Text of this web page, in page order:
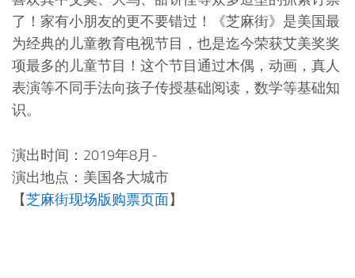
了！家有小朋友的更不要错过！《芝麻街》是美国最
为经典的儿童教育电视节目，也是迄今荣获艾美奖奖
项最多的儿童节目！这个节目通过木偶，动画，真人
表演等不同手法向孩子传授基础阅读，数学等基础知
识。
演出时间：2019年8月-
演出地点：美国各大城市
【芝麻街现场版购票页面】